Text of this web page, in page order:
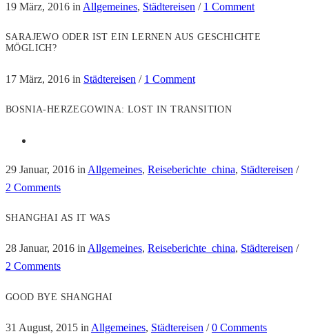
19 März, 2016 in Allgemeines, Städtereisen / 1 Comment
SARAJEWO ODER IST EIN LERNEN AUS GESCHICHTE
MÖGLICH?
17 März, 2016 in Städtereisen / 1 Comment
BOSNIA-HERZEGOWINA: LOST IN TRANSITION
29 Januar, 2016 in Allgemeines, Reiseberichte_china, Städtereisen /
2 Comments
SHANGHAI AS IT WAS
28 Januar, 2016 in Allgemeines, Reiseberichte_china, Städtereisen /
2 Comments
GOOD BYE SHANGHAI
31 August, 2015 in Allgemeines, Städtereisen /0 Comments